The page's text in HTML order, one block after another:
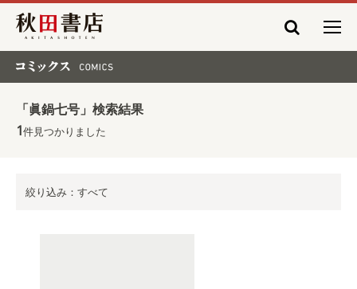
秋田書店
「眞鍋七号」検索結果
1件見つかりました
絞り込み：すべて